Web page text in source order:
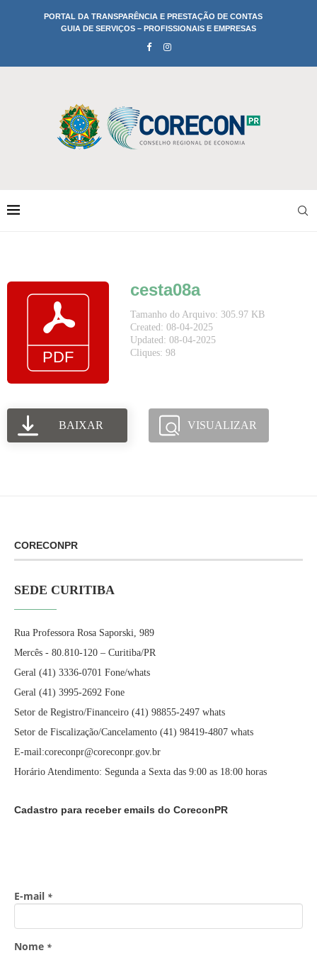
PORTAL DA TRANSPARÊNCIA E PRESTAÇÃO DE CONTAS
GUIA DE SERVIÇOS – PROFISSIONAIS E EMPRESAS
cesta08a
Tamanho do Arquivo: 305.97 KB
Created: 08-04-2025
Updated: 08-04-2025
Cliques: 98
BAIXAR VISUALIZAR
CORECONPR
SEDE CURITIBA
Rua Professora Rosa Saporski, 989
Mercês - 80.810-120 – Curitiba/PR
Geral (41) 3336-0701 Fone/whats
Geral (41) 3995-2692 Fone
Setor de Registro/Financeiro (41) 98855-2497 whats
Setor de Fiscalização/Cancelamento (41) 98419-4807 whats
E-mail:coreconpr@coreconpr.gov.br
Horário Atendimento: Segunda a Sexta das 9:00 as 18:00 horas
Cadastro para receber emails do CoreconPR